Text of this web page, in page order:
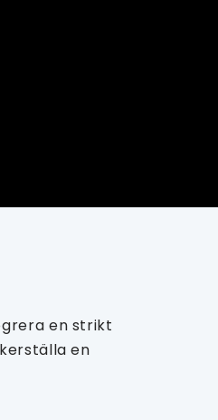
en strikt
en